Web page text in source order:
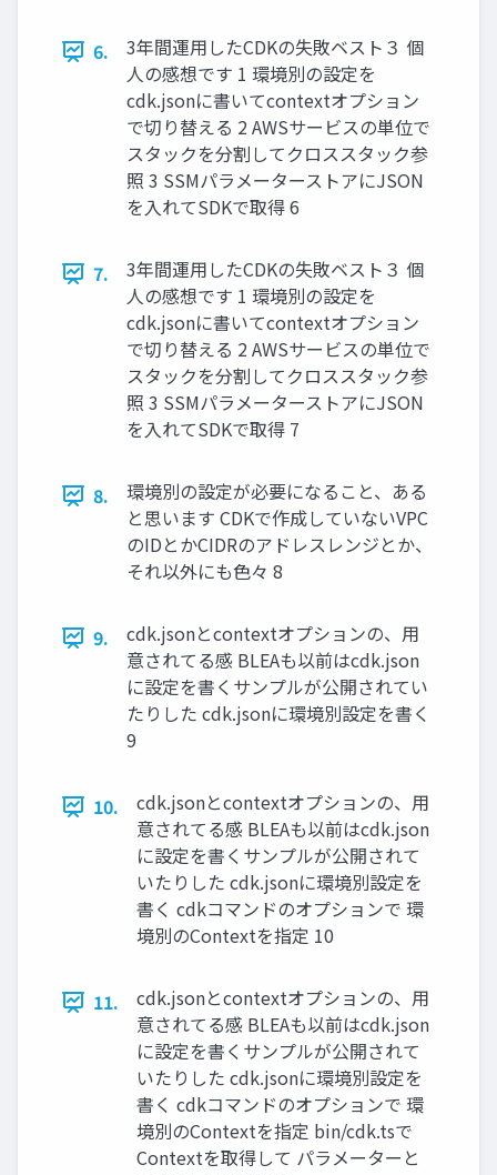
6.
3年間運用したCDKの失敗ベスト３ 個
人の感想です 1 環境別の設定を
cdk.jsonに書いてcontextオプション
で切り替える 2 AWSサービスの単位で
スタックを分割してクロススタック参
照 3 SSMパラメーターストアにJSON
を入れてSDKで取得 6
7.
3年間運用したCDKの失敗ベスト３ 個
人の感想です 1 環境別の設定を
cdk.jsonに書いてcontextオプション
で切り替える 2 AWSサービスの単位で
スタックを分割してクロススタック参
照 3 SSMパラメーターストアにJSON
を入れてSDKで取得 7
8.
環境別の設定が必要になること、ある
と思います CDKで作成していないVPC
のIDとかCIDRのアドレスレンジとか、
それ以外にも色々 8
9.
cdk.jsonとcontextオプションの、用
意されてる感 BLEAも以前はcdk.json
に設定を書くサンプルが公開されてい
たりした cdk.jsonに環境別設定を書く
9
10.
cdk.jsonとcontextオプションの、用
意されてる感 BLEAも以前はcdk.json
に設定を書くサンプルが公開されて
いたりした cdk.jsonに環境別設定を
書く cdkコマンドのオプションで 環
境別のContextを指定 10
11.
cdk.jsonとcontextオプションの、用
意されてる感 BLEAも以前はcdk.json
に設定を書くサンプルが公開されて
いたりした cdk.jsonに環境別設定を
書く cdkコマンドのオプションで 環
境別のContextを指定 bin/cdk.tsで
Contextを取得して パラメーターと